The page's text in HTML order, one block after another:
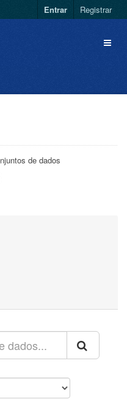
Entrar Registrar
de dados